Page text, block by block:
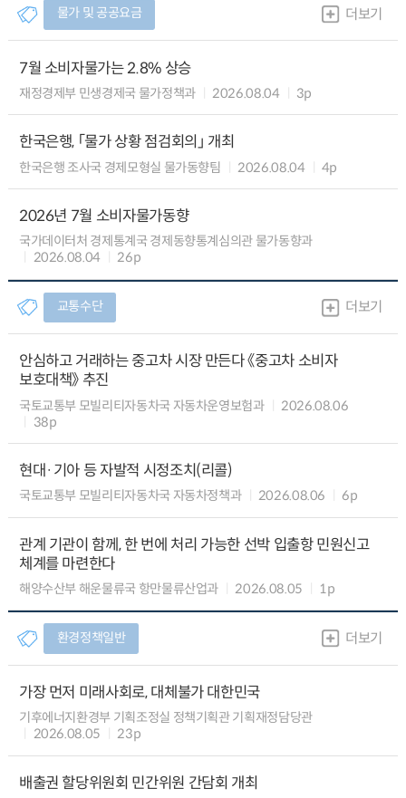
물가 및 공공요금 더보기
7월 소비자물가는 2.8% 상승
재정경제부 민생경제국 물가정책과 2026.08.04 3p
한국은행, 「물가 상황 점검회의」 개최
한국은행 조사국 경제모형실 물가동향팀 2026.08.04 4p
2026년 7월 소비자물가동향
국가데이터처 경제통계국 경제동향통계심의관 물가동향과
2026.08.04
26p
교통수단 더보기
안심하고 거래하는 중고차 시장 만든다 《중고차 소비자
보호대책》 추진
국토교통부 모빌리티자동차국 자동차운영보험과
2026.08.06
38p
현대·기아 등 자발적 시정조치(리콜)
국토교통부 모빌리티자동차국 자동차정책과 2026.08.06 6p
관계 기관이 함께, 한 번에 처리 가능한 선박 입출항 민원신고
체계를 마련한다
해양수산부 해운물류국 항만물류산업과 2026.08.05 1p
환경정책일반 더보기
가장 먼저 미래사회로, 대체불가 대한민국
기후에너지환경부 기획조정실 정책기획관 기획재정담당관
2026.08.05
23p
배출권 할당위원회 민간위원 간담회 개최